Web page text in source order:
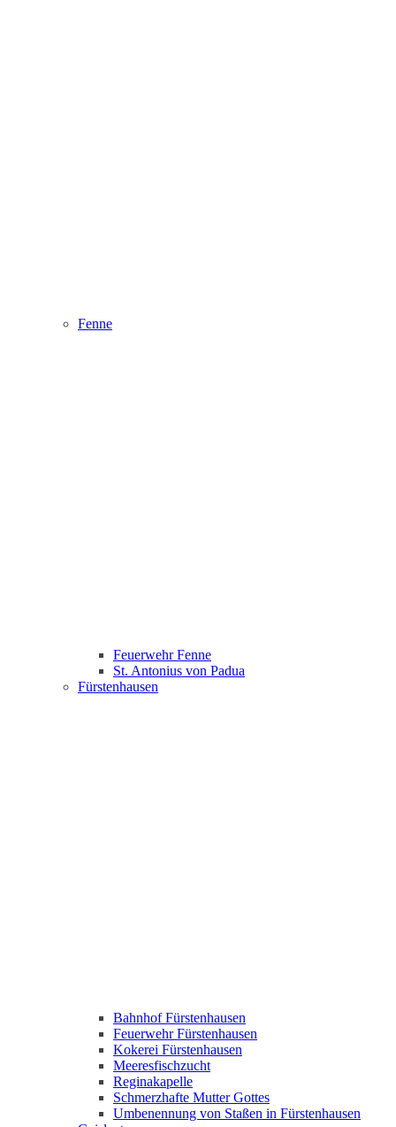
Fenne
Feuerwehr Fenne
St. Antonius von Padua
Fürstenhausen
Bahnhof Fürstenhausen
Feuerwehr Fürstenhausen
Kokerei Fürstenhausen
Meeresfischzucht
Reginakapelle
Schmerzhafte Mutter Gottes
Umbenennung von Staßen in Fürstenhausen